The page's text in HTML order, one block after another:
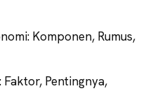
Komponen, Rumus,
Pentingnya,